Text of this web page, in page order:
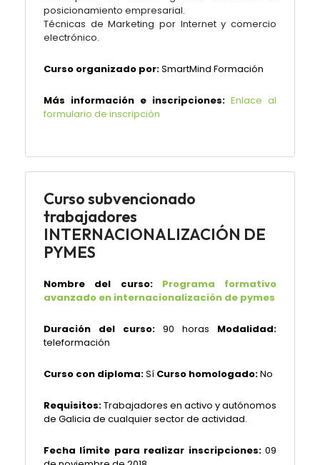
posicionamiento empresarial.
Técnicas de Marketing por Internet y comercio
electrónico.
Curso organizado por:SmartMind Formación
Más información e inscripciones: Enlace al
formulario de inscripción
Curso subvencionado
trabajadores
INTERNACIONALIZACIÓN DE
PYMES
Nombre del curso:
Programa formativo
avanzado en internacionalización de pymes
Duración del curso: 90 horas Modalidad:
teleformación
Curso con diploma:Sí Curso homologado:No
Requisitos:Trabajadores en activo y autónomos
de Galicia de cualquier sector de actividad.
Fecha límite para realizar inscripciones: 09